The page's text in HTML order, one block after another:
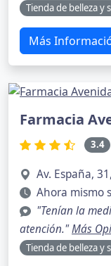
Tienda de belleza y
Más
Farmacia
3.4
Av. España,
Ahora mismo
"Tenían la
atención."Más
Tienda de belleza y